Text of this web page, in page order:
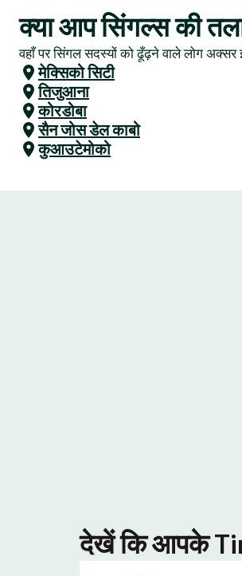
क्या आप सिंगल्स की
वहाँ पर सिंगल सदस्यों को ढूँढ़ने वाले लोग
मेक्सिको सिटी
तिजुआना
कोरडोबा
सैन जोस डेल काबो
कुआउटेमोको
देखें कि आपके